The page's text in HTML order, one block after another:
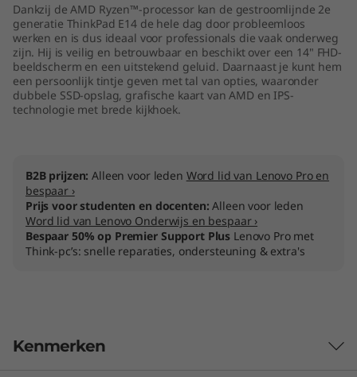
Dankzij de AMD Ryzen™-processor kan de gestroomlijnde 2e
generatie ThinkPad E14 de hele dag door probleemloos
werken en is dus ideaal voor professionals die vaak onderweg
zijn. Hij is veilig en betrouwbaar en beschikt over een 14" FHD-
beeldscherm en een uitstekend geluid. Daarnaast je kunt hem
een persoonlijk tintje geven met tal van opties, waaronder
dubbele SSD-opslag, grafische kaart van AMD en IPS-
technologie met brede kijkhoek.
B2B prijzen:Alleen voor leden Word lid van Lenovo Pro en
bespaar ›
Prijs voor studenten en docenten:Alleen voor leden
Word lid van Lenovo Onderwijs en bespaar ›
Bespaar 50% op Premier Support Plus Lenovo Pro met
Think-pc’s: snelle reparaties, ondersteuning & extra's
Kenmerken